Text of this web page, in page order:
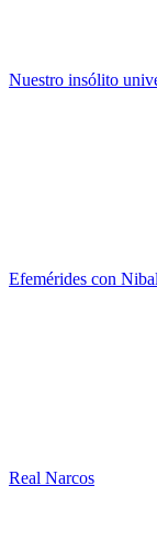
Nuestro insólito
Efemérides con
Real Narcos